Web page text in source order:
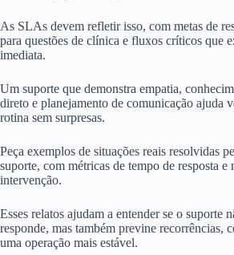
As SLAs devem refletir isso, com metas de
para questões de clínica e fluxos críticos que
imediata.
Um suporte que demonstra empatia,
direto e planejamento de comunicação ajuda
rotina sem surpresas.
Peça exemplos de situações reais resolvidas
suporte, com métricas de tempo de resposta e
intervenção.
Esses relatos ajudam a entender se o suporte
responde, mas também previne recorrências,
uma operação mais estável.